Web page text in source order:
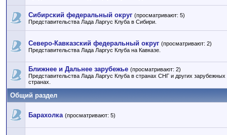
Сибирский федеральный округ (просматривают: 5)
Представительства Лада Ларгус Клуба в Сибири.
Северо-Кавказский федеральный округ (просматривают: 2)
Представительства Лада Ларгус Клуба на Кавказе.
Ближнее и Дальнее зарубежье (просматривают: 2)
Представительства Лада Ларгус Клуба в странах СНГ и других зарубежных
странах.
Общий раздел
Барахолка (просматривают: 5)